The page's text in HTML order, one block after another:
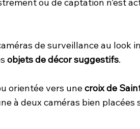
ou de captation n’est
de surveillance au look
objets de décor suggestifs.
orientée vers unecroix de
à deux caméras bien